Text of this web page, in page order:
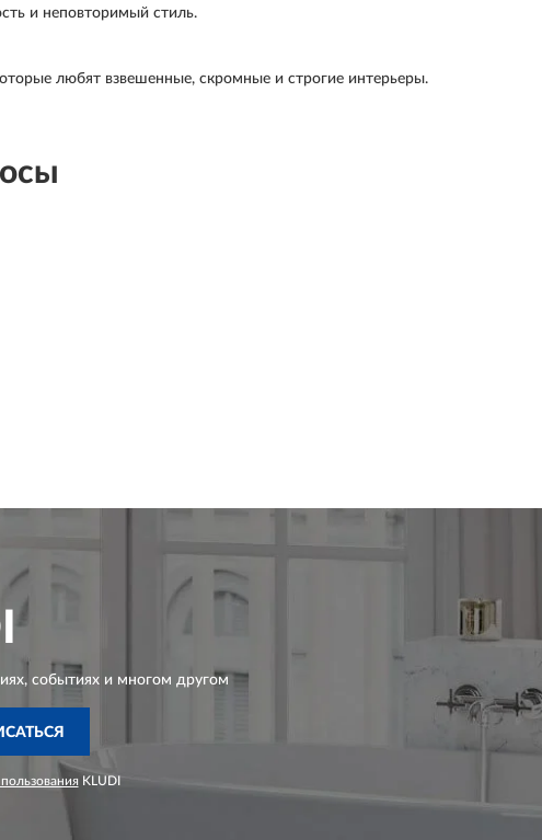
и неповторимый стиль.
любят взвешенные, скромные и строгие интерьеры.
событиях и многом другом
KLUDI